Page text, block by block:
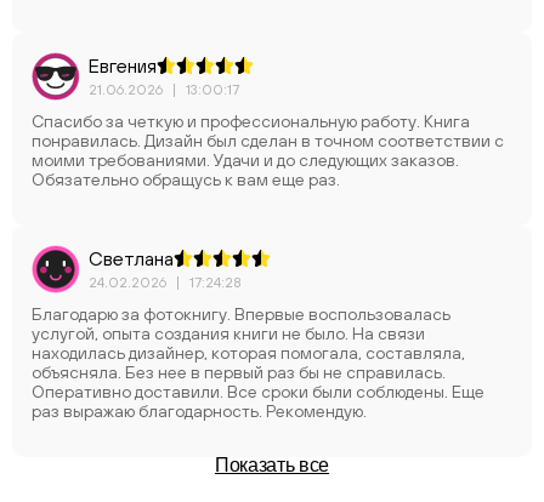
Рекомендую услугу от всего сердца.
Евгения
21.06.2026 | 13:00:17
Спасибо за четкую и профессиональную работу. Книга
понравилась. Дизайн был сделан в точном соответствии с
моими требованиями. Удачи и до следующих заказов.
Обязательно обращусь к вам еще раз.
Светлана
24.02.2026 | 17:24:28
Благодарю за фотокнигу. Впервые воспользовалась
услугой, опыта создания книги не было. На связи
находилась дизайнер, которая помогала, составляла,
объясняла. Без нее в первый раз бы не справилась.
Оперативно доставили. Все сроки были соблюдены. Еще
раз выражаю благодарность. Рекомендую.
Показать все